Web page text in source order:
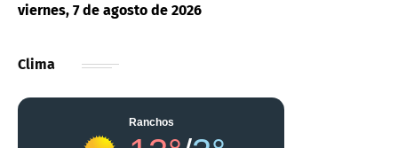
viernes, 7 de agosto de 2026
Clima